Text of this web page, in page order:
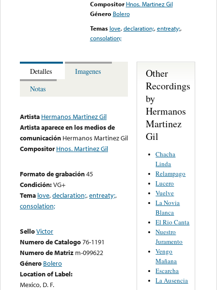
Compositor Hnos. Martinez Gil
Género Bolero
Temas love,declaration;,entreaty;,
consolation;
Detalles
Imagenes
Notas
Artista Hermanos Martinez Gil
Artista aparece en los medios de
comunicación Hermanos Martinez Gil
Compositor Hnos. Martinez Gil
Formato de grabación45
Condición:VG+
Tema love,declaration;,entreaty;,
consolation;
SelloVictor
Numero de Catalogo76-1191
Numero de Matriz m-099622
Género Bolero
Location of Label:
Mexico, D. F.
Other
Recordings
by
Hermanos
Martinez
Gil
Chacha
Linda
Relampago
Lucero
Vuelve
La Novia
Blanca
El Rio Canta
Nuestro
Juramento
Vengo
Mañana
Escarcha
La Ausencia